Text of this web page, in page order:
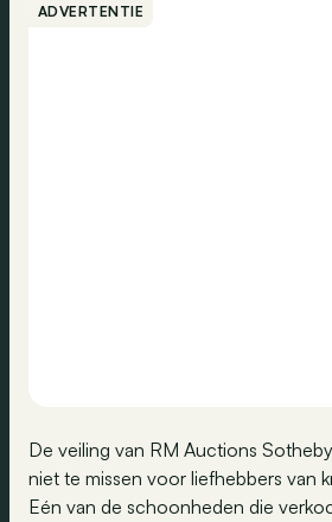
ADVERTENTIE
De veiling van RM Auctions
niet te missen voor liefhebbers van
Eén van de schoonheden die